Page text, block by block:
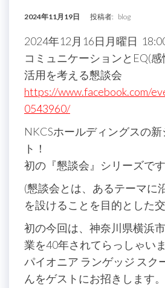
2024年11月19日 投稿者: blog
2024年12月16日月曜日
コミュニケーションとEQ(
活用を考える懇談会
https://www.facebook.com/
0543960/
NKCSホールディングスの
ト！
初の『懇談会』シリーズです
(懇談会とは、あるテーマに
を設けることを目的とした
初の今回は、神奈川県横浜
業を40年されてらっしゃい
パイオニア ランゲッジ スク
んをゲストにお招きします。